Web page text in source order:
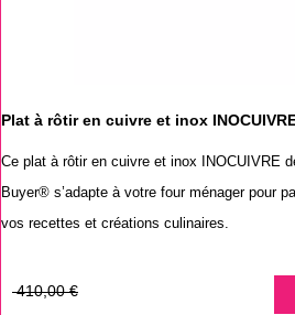
Plat à rôtir en cuivre et inox
Ce plat à rôtir en cuivre et inox INOCUIVRE
Buyer® s’adapte à votre four ménager pour
vos recettes et créations culinaires.
Prix
410,00 €
Prix